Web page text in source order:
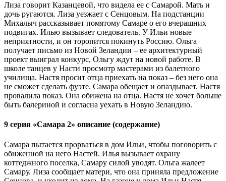
Лиза говорит Казанцевой, что видела ее с Самарой. Мать и
дочь ругаются. Лиза уезжает с Сенцовым. На подстанции
Михалыч рассказывает помятому Самаре о его вчерашних
подвигах. Илью вызывает следователь. У Ильи новые
неприятности, и он торопится покинуть Россию. Ольга
получает письмо из Новой Зеландии – ее архитектурный
проект выиграл конкурс, Ольгу ждут на новой работе. В
школе танцев у Насти просмотр мастерами из балетного
училища. Настя просит отца приехать на показ – без него она
не сможет сделать фуэте. Самара обещает и опаздывает. Настя
провалила показ. Она обижена на отца. Настя не хочет больше
быть балериной и согласна уехать в Новую Зеландию.
9 серия «Самара 2» описание (содержание)
Самара пытается прорваться в дом Ильи, чтобы поговорить с
обиженной на него Настей. Илья вызывает охрану
коттеджного поселка, Самару силой уводят. Ольга жалеет
Самару. Лиза сообщает матери, что она приняла предложение